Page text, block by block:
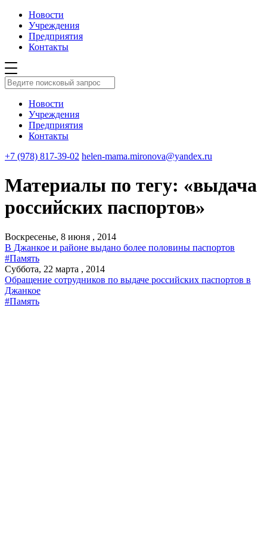
Новости
Учреждения
Предприятия
Контакты
Новости
Учреждения
Предприятия
Контакты
+7 (978) 817-39-02 helen-mama.mironova@yandex.ru
Материалы по тегу: «выдача
российских паспортов»
Воскресенье, 8 июня , 2014
В Джанкое и районе выдано более половины паспортов
#Память
Суббота, 22 марта , 2014
Обращение сотрудников по выдаче российских паспортов в
Джанкое
#Память